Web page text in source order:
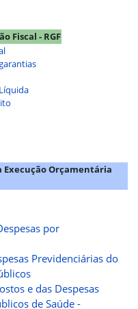
Fiscal - RGF
Execução Orçamentária
por
Previdenciárias do
e das Despesas
de Saúde -